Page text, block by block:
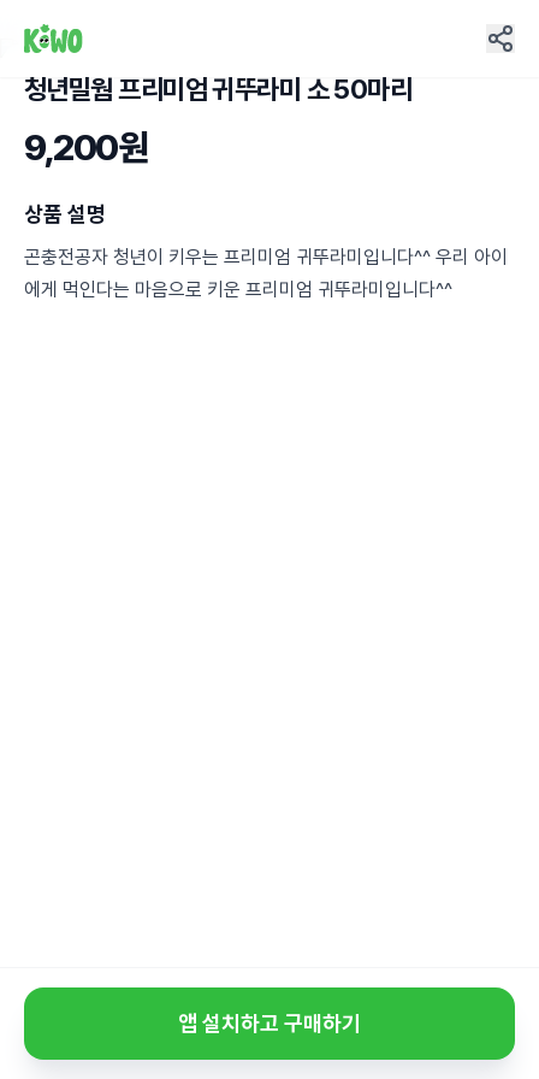
청년밀웜 프리미엄 귀뚜라미 소 50마리
9,200원
상품 설명
곤충전공자 청년이 키우는 프리미엄 귀뚜라미입니다^^ 우리 아이
에게 먹인다는 마음으로 키운 프리미엄 귀뚜라미입니다^^
앱 설치하고 구매하기